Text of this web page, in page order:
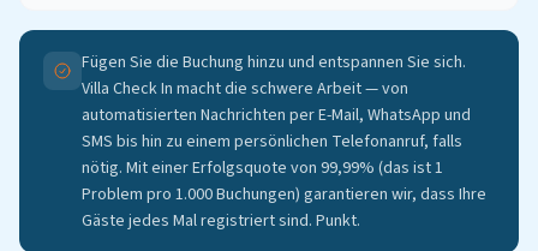
Fügen Sie die Buchung hinzu und entspannen Sie sich.
Villa Check In macht die schwere Arbeit — von
automatisierten Nachrichten per E-Mail, WhatsApp und
SMS bis hin zu einem persönlichen Telefonanruf, falls
nötig. Mit einer Erfolgsquote von 99,99% (das ist 1
Problem pro 1.000 Buchungen) garantieren wir, dass Ihre
Gäste jedes Mal registriert sind. Punkt.